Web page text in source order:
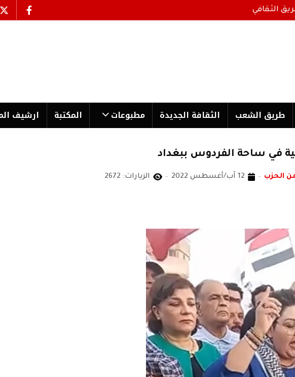
الثقافي
طریق الشعب الثقافة الجدیدة مطبوعات المكتبة ارشیف
في ساحة الفردوس ببغداد
الحزب 12 آب/أغسطس 2022 الزيارات: 2672